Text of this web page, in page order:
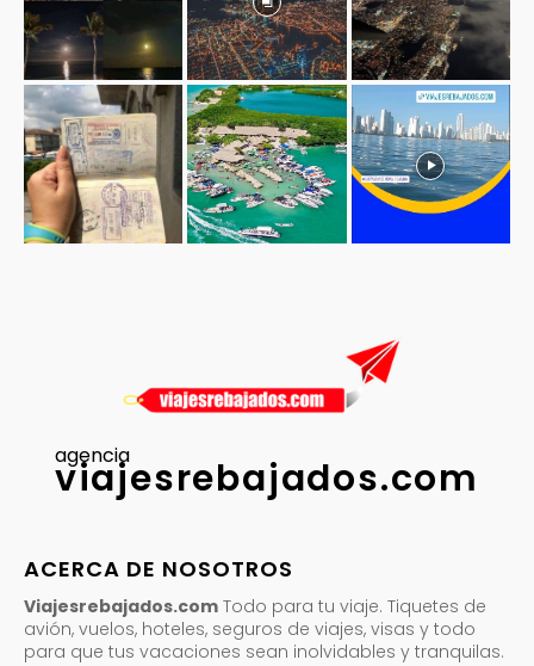
agencia
viajesrebajados.com
ACERCA DE NOSOTROS
Viajesrebajados.com Todo para tu viaje. Tiquetes de
avión, vuelos, hoteles, seguros de viajes, visas y todo
para que tus vacaciones sean inolvidables y tranquilas.